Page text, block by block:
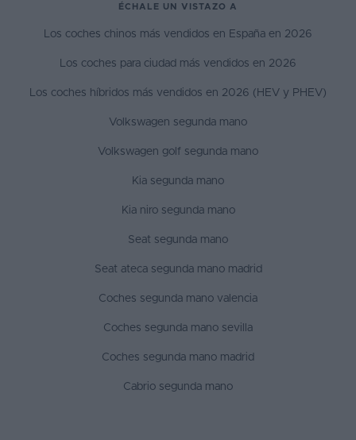
ÉCHALE UN VISTAZO A
Los coches chinos más vendidos en España en 2026
Los coches para ciudad más vendidos en 2026
Los coches híbridos más vendidos en 2026 (HEV y PHEV)
Volkswagen segunda mano
Volkswagen golf segunda mano
Kia segunda mano
Kia niro segunda mano
Seat segunda mano
Seat ateca segunda mano madrid
Coches segunda mano valencia
Coches segunda mano sevilla
Coches segunda mano madrid
Cabrio segunda mano